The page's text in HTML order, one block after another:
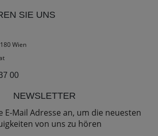
SIE UNS
Wien
00
NEWSLETTER
E-Mail Adresse an, um die neuesten
von uns zu hören